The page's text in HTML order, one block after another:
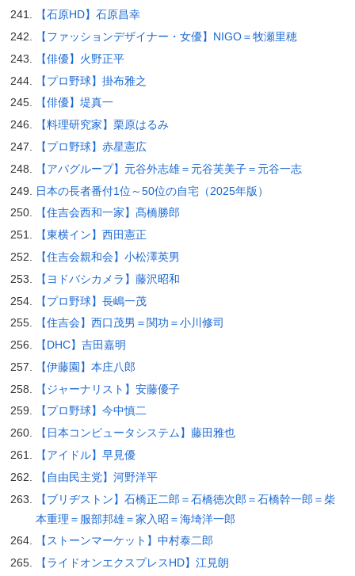
【石原HD】石原昌幸
【ファッションデザイナー・女優】NIGO＝牧瀬里穂
【俳優】火野正平
【プロ野球】掛布雅之
【俳優】堤真一
【料理研究家】栗原はるみ
【プロ野球】赤星憲広
【アパグループ】元谷外志雄＝元谷芙美子＝元谷一志
日本の長者番付1位～50位の自宅（2025年版）
【住吉会西和一家】髙橋勝郎
【東横イン】西田憲正
【住吉会親和会】小松澤英男
【ヨドバシカメラ】藤沢昭和
【プロ野球】長嶋一茂
【住吉会】西口茂男＝関功＝小川修司
【DHC】吉田嘉明
【伊藤園】本庄八郎
【ジャーナリスト】安藤優子
【プロ野球】今中慎二
【日本コンピュータシステム】藤田雅也
【アイドル】早見優
【自由民主党】河野洋平
【ブリヂストン】石橋正二郎＝石橋徳次郎＝石橋幹一郎＝柴
本重理＝服部邦雄＝家入昭＝海埼洋一郎
【ストーンマーケット】中村泰二郎
【ライドオンエクスプレスHD】江見朗